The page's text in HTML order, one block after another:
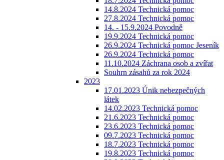
14.8.2024 Technická pomoc
27.8.2024 Technická pomoc
14. - 15.9.2024 Povodně
19.9.2024 Technická pomoc
26.9.2024 Technická pomoc Jeseník
26.9.2024 Technická pomoc
11.10.2024 Záchrana osob a zvířat
Souhrn zásahů za rok 2024
2023
17.01.2023 Únik nebezpečných
látek
14.02.2023 Technická pomoc
21.6.2023 Technická pomoc
23.6.2023 Technická pomoc
09.7.2023 Technická pomoc
18.7.2023 Technická pomoc
19.8.2023 Technická pomoc